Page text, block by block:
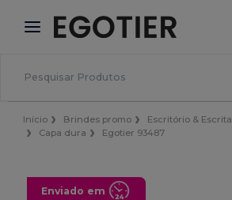
× App Egotier
Melhores preços na app!
Início Brindes promo Escritório & Escrita
Capa dura
Egotier 93487
Enviado em